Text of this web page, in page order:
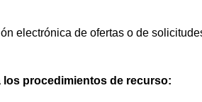
electrónica de ofertas o de
los procedimientos de recurso: